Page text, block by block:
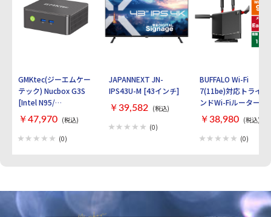
GMKtec(ジーエムケー
テック) Nucbox G3S
[Intel N95/
RAM:16GB/
SSD:512GB/ Windows
11 Pro]
￥47,970 (税込)
(0)
JAPANNEXT JN-
IPS43U-M [43インチ]
￥39,582 (税込)
(0)
BUFFALO Wi-Fi
7(11be)対応トライバ
ンドWi-Fiルーター
AirStation
WXR9300BE6P [ブラ
ック]
￥38,980 (税込)
(0)